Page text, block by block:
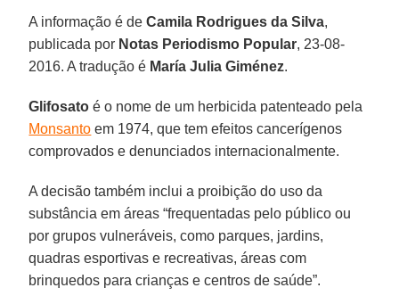
A informação é deCamila Rodrigues da Silva,
publicada por Notas Periodismo Popular, 23-08-
2016. A tradução é María Julia Giménez.
Glifosato é o nome de um herbicida patenteado pela
Monsanto em 1974, que tem efeitos cancerígenos
comprovados e denunciados internacionalmente.
A decisão também inclui a proibição do uso da
substância em áreas “frequentadas pelo público ou
por grupos vulneráveis, como parques, jardins,
quadras esportivas e recreativas, áreas com
brinquedos para crianças e centros de saúde”.